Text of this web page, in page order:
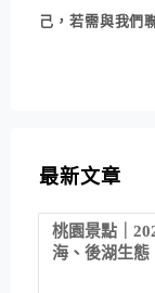
己，若需與我們
最新文章
桃園景點｜
海、後湖生態